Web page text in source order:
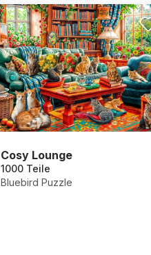
Cosy Lounge
1000 Teile
Bluebird Puzzle